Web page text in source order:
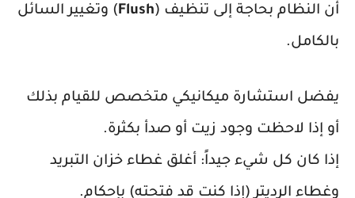
أن النظام بحاجة إلى تنظيف (Flush) وتغيير السائل
بالكامل.
يفضل استشارة ميكانيكي متخصص للقيام بذلك
أو إذا لاحظت وجود زيت أو صدأ بكثرة.
إذا كان كل شيء جيداً: أغلق غطاء خزان التبريد
وغطاء الرديتر (إذا كنت قد فتحته) بإحكام.